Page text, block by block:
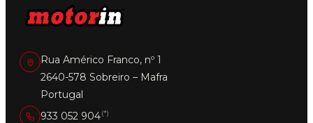
Rua Américo Franco, nº 1
2640-578 Sobreiro – Mafra
Portugal
933 052 904(*)